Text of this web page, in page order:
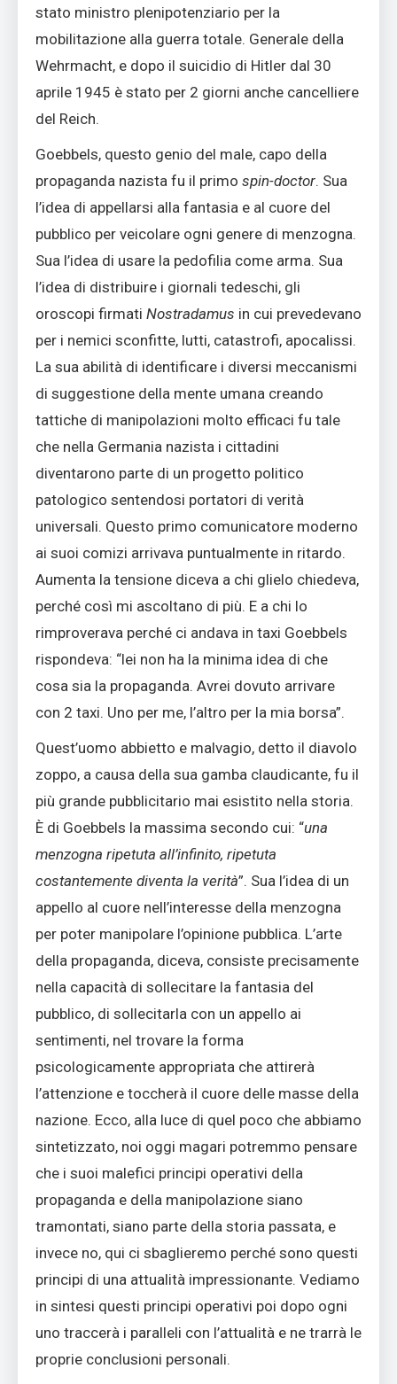
stato ministro plenipotenziario per la
mobilitazione alla guerra totale. Generale della
Wehrmacht, e dopo il suicidio di Hitler dal 30
aprile 1945 è stato per 2 giorni anche cancelliere
del Reich.
Goebbels, questo genio del male, capo della
propaganda nazista fu il primo spin-doctor. Sua
l’idea di appellarsi alla fantasia e al cuore del
pubblico per veicolare ogni genere di menzogna.
Sua l’idea di usare la pedofilia come arma. Sua
l’idea di distribuire i giornali tedeschi, gli
oroscopi firmati Nostradamus in cui prevedevano
per i nemici sconfitte, lutti, catastrofi, apocalissi.
La sua abilità di identificare i diversi meccanismi
di suggestione della mente umana creando
tattiche di manipolazioni molto efficaci fu tale
che nella Germania nazista i cittadini
diventarono parte di un progetto politico
patologico sentendosi portatori di verità
universali. Questo primo comunicatore moderno
ai suoi comizi arrivava puntualmente in ritardo.
Aumenta la tensione diceva a chi glielo chiedeva,
perché così mi ascoltano di più. E a chi lo
rimproverava perché ci andava in taxi Goebbels
rispondeva: “lei non ha la minima idea di che
cosa sia la propaganda. Avrei dovuto arrivare
con 2 taxi. Uno per me, l’altro per la mia borsa”.
Quest’uomo abbietto e malvagio, detto il diavolo
zoppo, a causa della sua gamba claudicante, fu il
più grande pubblicitario mai esistito nella storia.
È di Goebbels la massima secondo cui: “una
menzogna ripetuta all’infinito, ripetuta
costantemente diventa la verità”. Sua l’idea di un
appello al cuore nell’interesse della menzogna
per poter manipolare l’opinione pubblica. L’arte
della propaganda, diceva, consiste precisamente
nella capacità di sollecitare la fantasia del
pubblico, di sollecitarla con un appello ai
sentimenti, nel trovare la forma
psicologicamente appropriata che attirerà
l’attenzione e toccherà il cuore delle masse della
nazione. Ecco, alla luce di quel poco che abbiamo
sintetizzato, noi oggi magari potremmo pensare
che i suoi malefici principi operativi della
propaganda e della manipolazione siano
tramontati, siano parte della storia passata, e
invece no, qui ci sbaglieremo perché sono questi
principi di una attualità impressionante. Vediamo
in sintesi questi principi operativi poi dopo ogni
uno traccerà i paralleli con l’attualità e ne trarrà le
proprie conclusioni personali.